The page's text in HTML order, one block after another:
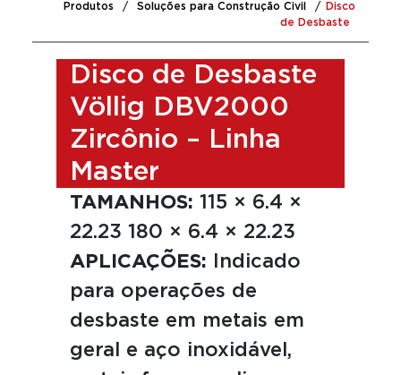
Produtos / Soluções para Construção Civil /
Disco
de Desbaste
Disco de Desbaste
Völlig DBV2000
Zircônio – Linha
Master
TAMANHOS: 115 × 6.4 ×
22.23 180 × 6.4 × 22.23
APLICAÇÕES:
Indicado
para operações de
desbaste em metais em
geral e aço inoxidável,